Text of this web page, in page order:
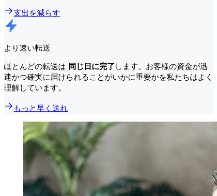
支出を減らす
より速い転送
ほとんどの転送は 同じ日に完了 します。お客様の資金が迅
速かつ確実に届けられることがいかに重要かを私たちはよく
理解しています。
もっと早く送れ